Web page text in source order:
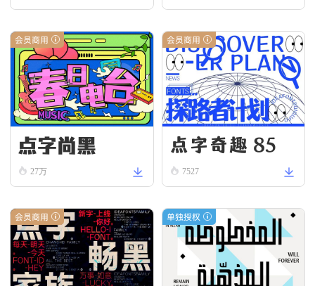
会员商用
点字尚黑
27万
会员商用
点字奇趣 85
7527
会员商用 单独授权